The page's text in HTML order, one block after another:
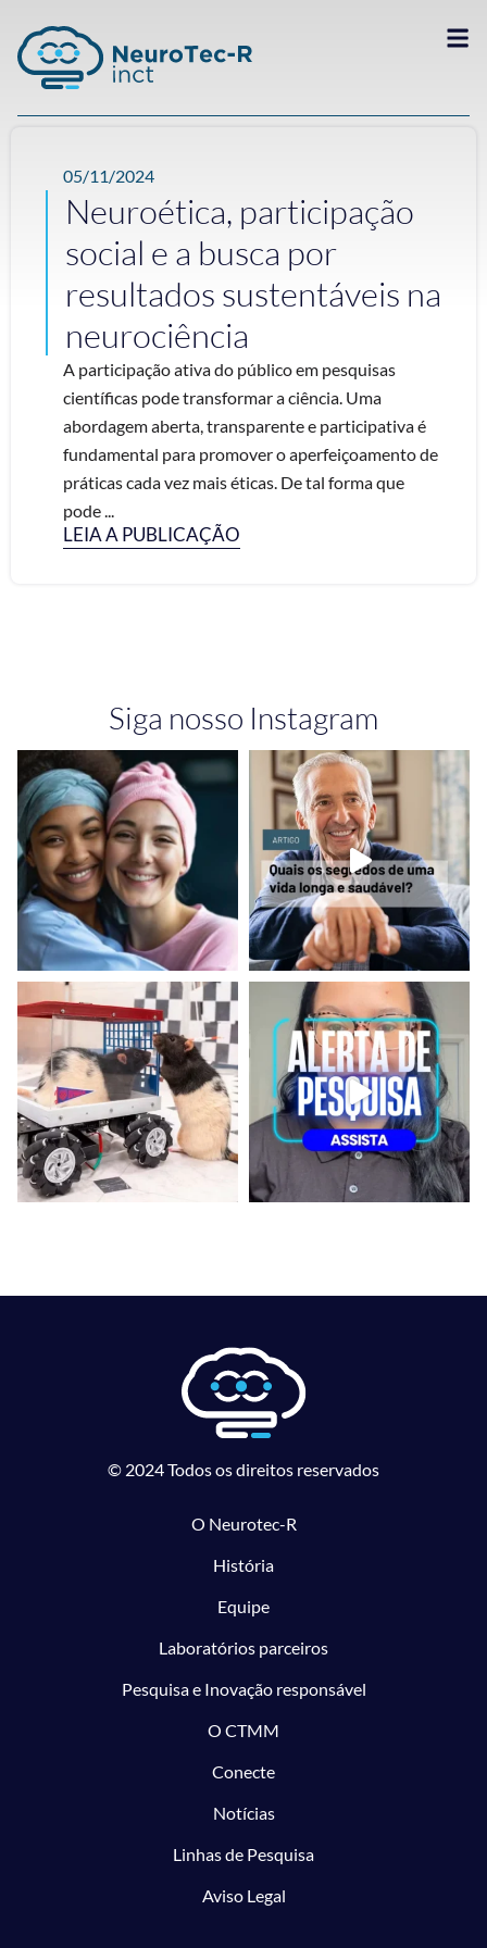
05/11/2024
Neuroética, participação
social e a busca por
resultados sustentáveis na
neurociência
A participação ativa do público em pesquisas
científicas pode transformar a ciência. Uma
abordagem aberta, transparente e participativa é
fundamental para promover o aperfeiçoamento de
práticas cada vez mais éticas. De tal forma que
pode ...
LEIA A PUBLICAÇÃO
Siga nosso Instagram
© 2024 Todos os direitos reservados
O Neurotec-R
História
Equipe
Laboratórios parceiros
Pesquisa e Inovação responsável
O CTMM
Conecte
Notícias
Linhas de Pesquisa
Aviso Legal